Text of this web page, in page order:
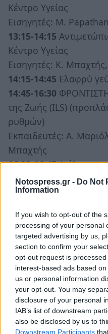
Notospress.gr - Do Not
Information
If you wish to opt-out of the
processing of your personal
targeted advertising by us,
section to confirm your
opt-out request is
interest-based ads based
us or personal information
your opt-out. You may
disclosure of your personal
IAB’s list of downstream
also be disclosed by us to
Downstream Participants
Κέντρο Υγείας
Εισηγητές: M.
13:15-14:15
Κέντρο Υγείας
Εισηγητές: Κ.
14:15-14:45 Ελαφρύ
14:45-16:30
της Ζωής (ILS)
ρυθμών)
Εκπαιδευτές: Α.
Μπαχτής
16:30-16:45Διάλειμμα
16:45-18:00
Αεραγωγού
18:00-18:30Λήξη
Απονομή